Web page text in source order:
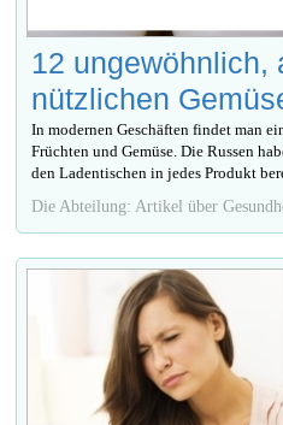
12 ungewöhnlich,
nützlichen
In modernen Geschäften findet man
Früchten und Gemüse. Die Russen
den Ladentischen in jedes Produkt
Die Abteilung: Artikel über